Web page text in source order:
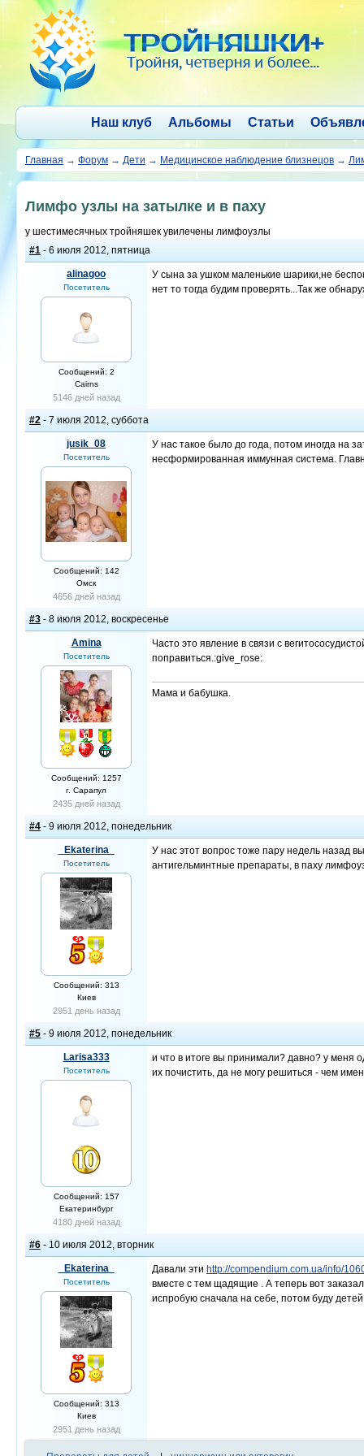
Наш клуб Альбомы Статьи
Главная → Форум → Дети → Медицинское наблюдение близнецов →
Лимфо узлы на затылке и в паху
у шестимесячных тройняшек увилечены лимфоузлы
#1 - 6 июля 2012, пятница
alinagoo
Посетитель
Сообщений: 2
Cairns
5146 дней назад
У сына за ушком маленькие шарики,не
нет то тогда будим проверять...Так же
#2 - 7 июля 2012, суббота
jusik_08
Посетитель
Сообщений: 142
Омск
4656 дней назад
У нас такое было до года, потом иногда на
несформированная иммунная система.
#3 - 8 июля 2012, воскресенье
Amina
Посетитель
Сообщений: 1257
г. Сарапул
2435 дней назад
Часто это явление в связи с
поправиться.:give_rose:
Мама и бабушка.
#4 - 9 июля 2012, понедельник
_Ekaterina_
Посетитель
Сообщений: 313
Киев
2951 день назад
У нас этот вопрос тоже пару недель назад
антигельминтные препараты, в паху
#5 - 9 июля 2012, понедельник
Larisa333
Посетитель
Сообщений: 157
Екатеринбург
4180 дней назад
и что в итоге вы принимали? давно? у меня
их почистить, да не могу решиться - чем
#6 - 10 июля 2012, вторник
_Ekaterina_
Посетитель
Сообщений: 313
Киев
2951 день назад
Давали эти http://compendium.com.ua/info/
вместе с тем щадящие . А теперь вот
испробую сначала на себе, потом буду